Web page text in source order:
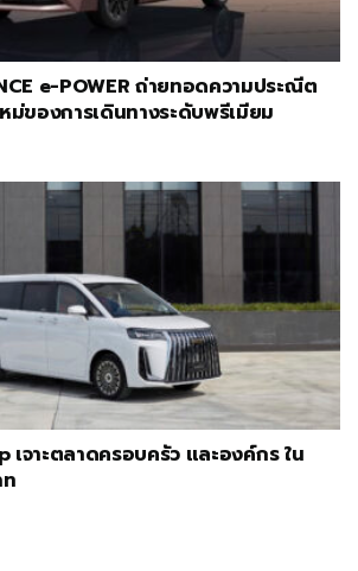
e-POWER ถ่ายทอดความประณีต
ของการเดินทางระดับพรีเมียม
เจาะตลาดครอบครัว และองค์กร ใน